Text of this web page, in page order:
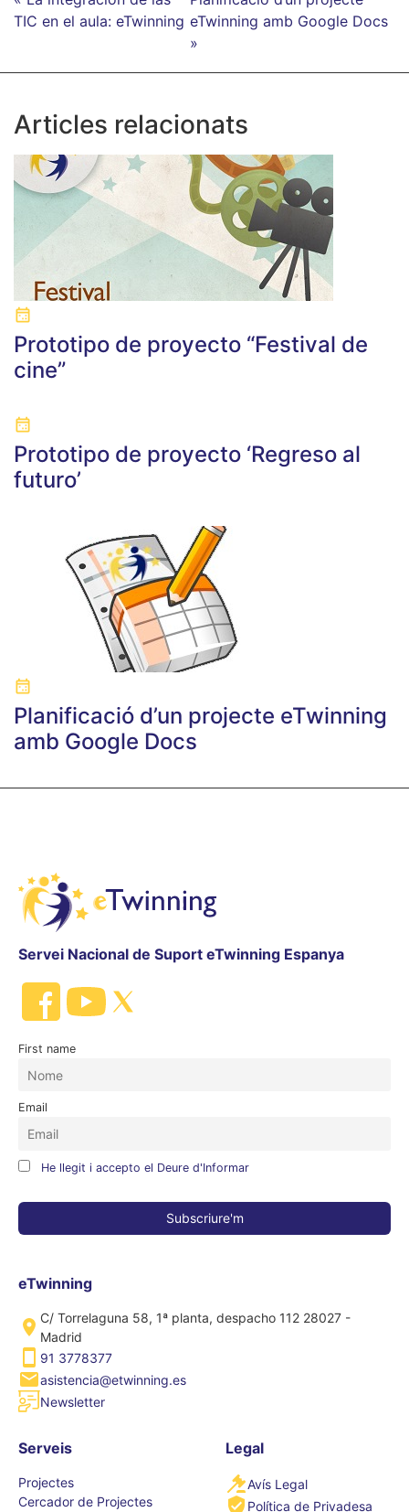
TIC en el aula: eTwinning eTwinning amb Google Docs
»
Articles relacionats
Prototipo de proyecto “Festival de
cine”
Prototipo de proyecto ‘Regreso al
futuro’
Planificació d’un projecte eTwinning
amb Google Docs
Servei Nacional de Suport eTwinning Espanya
First name
Email
He llegit i accepto el Deure d'Informar
eTwinning
C/ Torrelaguna 58, 1ª planta, despacho 112 28027 -
Madrid
91 3778377
asistencia@etwinning.es
Newsletter
Serveis
Projectes
Cercador de Projectes
Legal
Avís Legal
Política de Privadesa